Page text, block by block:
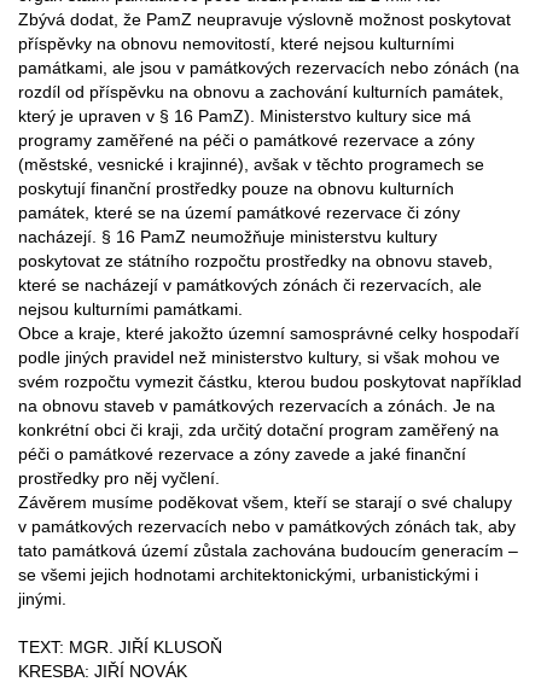
Zbývá dodat, že PamZ neupravuje výslovně možnost poskytovat
příspěvky na obnovu nemovitostí, které nejsou kulturními
památkami, ale jsou v památkových rezervacích nebo zónách (na
rozdíl od příspěvku na obnovu a zachování kulturních památek,
který je upraven v § 16 PamZ). Ministerstvo kultury sice má
programy zaměřené na péči o památkové rezervace a zóny
(městské, vesnické i krajinné), avšak v těchto programech se
poskytují finanční prostředky pouze na obnovu kulturních
památek, které se na území památkové rezervace či zóny
nacházejí. § 16 PamZ neumožňuje ministerstvu kultury
poskytovat ze státního rozpočtu prostředky na obnovu staveb,
které se nacházejí v památkových zónách či rezervacích, ale
nejsou kulturními památkami.
Obce a kraje, které jakožto územní samosprávné celky hospodaří
podle jiných pravidel než ministerstvo kultury, si však mohou ve
svém rozpočtu vymezit částku, kterou budou poskytovat například
na obnovu staveb v památkových rezervacích a zónách. Je na
konkrétní obci či kraji, zda určitý dotační program zaměřený na
péči o památkové rezervace a zóny zavede a jaké finanční
prostředky pro něj vyčlení.
Závěrem musíme poděkovat všem, kteří se starají o své chalupy
v památkových rezervacích nebo v památkových zónách tak, aby
tato památková území zůstala zachována budoucím generacím –
se všemi jejich hodnotami architektonickými, urbanistickými i
jinými.
TEXT: MGR. JIŘÍ KLUSOŇ
KRESBA: JIŘÍ NOVÁK